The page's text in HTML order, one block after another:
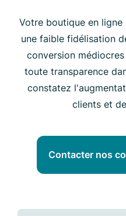
Votre boutique en
une faible fidélisation
conversion
toute transparence
constatez
clients et
Contacter nos